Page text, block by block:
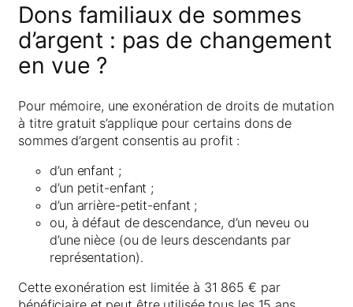
Dons familiaux de sommes
d’argent : pas de changement
en vue ?
Pour mémoire, une exonération de droits de mutation
à titre gratuit s’applique pour certains dons de
sommes d’argent consentis au profit :
d’un enfant ;
d’un petit-enfant ;
d’un arrière-petit-enfant ;
ou, à défaut de descendance, d’un neveu ou
d’une nièce (ou de leurs descendants par
représentation).
Cette exonération est limitée à 31 865 € par